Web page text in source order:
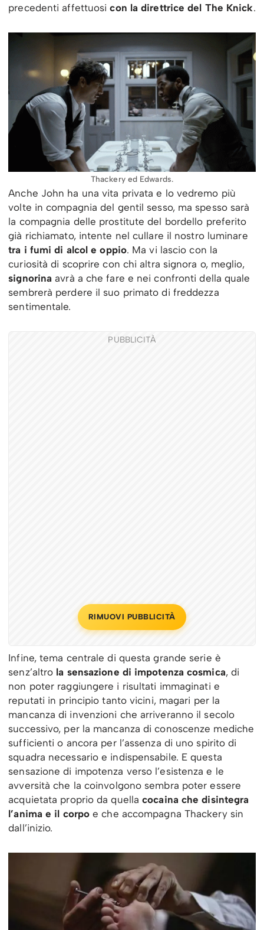
precedenti affettuosicon la direttrice del The Knick.
Thackery ed Edwards.
Anche John ha una vita privata e lo vedremo più
volte in compagnia del gentil sesso, ma spesso sarà
la compagnia delle prostitute del bordello preferito
già richiamato, intente nel cullare il nostro luminare
tra i fumi di alcol e oppio. Ma vi lascio con la
curiosità di scoprire con chi altra signora o, meglio,
signorina avrà a che fare e nei confronti della quale
sembrerà perdere il suo primato di freddezza
sentimentale.
PUBBLICITÀ
RIMUOVI PUBBLICITÀ
Infine, tema centrale di questa grande serie è
senz’altro la sensazione di impotenza cosmica, di
non poter raggiungere i risultati immaginati e
reputati in principio tanto vicini, magari per la
mancanza di invenzioni che arriveranno il secolo
successivo, per la mancanza di conoscenze mediche
sufficienti o ancora per l’assenza di uno spirito di
squadra necessario e indispensabile. E questa
sensazione di impotenza verso l’esistenza e le
avversità che la coinvolgono sembra poter essere
acquietata proprio da quellacocaina che disintegra
l’anima e il corpo e che accompagna Thackery sin
dall’inizio.